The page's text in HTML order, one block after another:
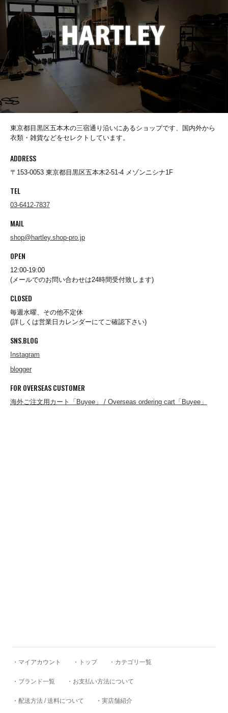
Watches(腕時計)
Socks(靴下)
Underwear(下着)
Other(その他)
Sale
Used
↓Brand List↓
A.KJAERBEDE
alk phenix
ANACHRONORM
ARMY TWILL
BTCS
東京都目黒区五本木の三宿通り沿いにあるショップです、国内外から
衣類・雑貨などをセレクトしています。
ADDRESS
〒153-0053 東京都目黒区五本木2-51-4 メゾンニシナ1F
TEL
03-6412-7837
MAIL
shop@hartley.shop-pro.jp
OPEN
12:00-19:00
(メールでのお問い合わせは24時間受付致します)
CLOSED
毎週水曜、その他不定休
(詳しくは営業日カレンダーにてご確認下さい)
SNS.BLOG
Instagram
blogger
FOR OVERSEAS CUSTOMER
海外ご注文用カート「Buyee」 / Overseas ordering cart「Buyee」
・マイアカウント ・トップ ・カテゴリ一覧
・ブランド一覧 ・お支払い方法について
・配送方法 / 送料について ・実店舗紹介